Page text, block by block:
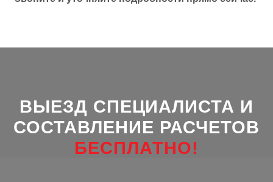
ВЫЕЗД СПЕЦИАЛИСТА И
СОСТАВЛЕНИЕ РАСЧЕТОВ
БЕСПЛАТНО!